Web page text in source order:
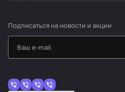
Подписаться на новости и акции